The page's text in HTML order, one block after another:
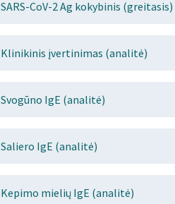
SARS-CoV-2 Ag kokybinis
Klinikinis įvertinimas (analitė)
Svogūno IgE (analitė)
Saliero IgE (analitė)
Kepimo mielių IgE (analitė)